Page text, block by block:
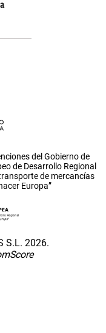
del Gobierno de
de Desarrollo Regional
de mercancías
Europa”
S.L. 2026.